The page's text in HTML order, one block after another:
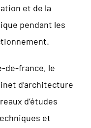
et de la
pendant les
de-france, le
d’architecture
d’études
et